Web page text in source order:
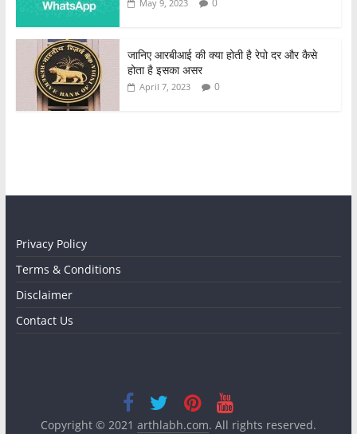
May 9, 2023 0
जानिए आरबीआई की क्या होती है रेपो दर और कैसे
होता है इसका असर
April 7, 2023 0
Privacy Policy
Terms & Conditions
Disclaimer
Contact Us
Copyright © 2021 arthlabh.com. All rights reserved.